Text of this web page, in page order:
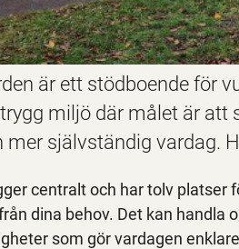
är ett stödboende för
miljö där målet är
mer självständig vardag.
centralt och har tolv platser
dina behov. Det kan handla
som gör vardagen